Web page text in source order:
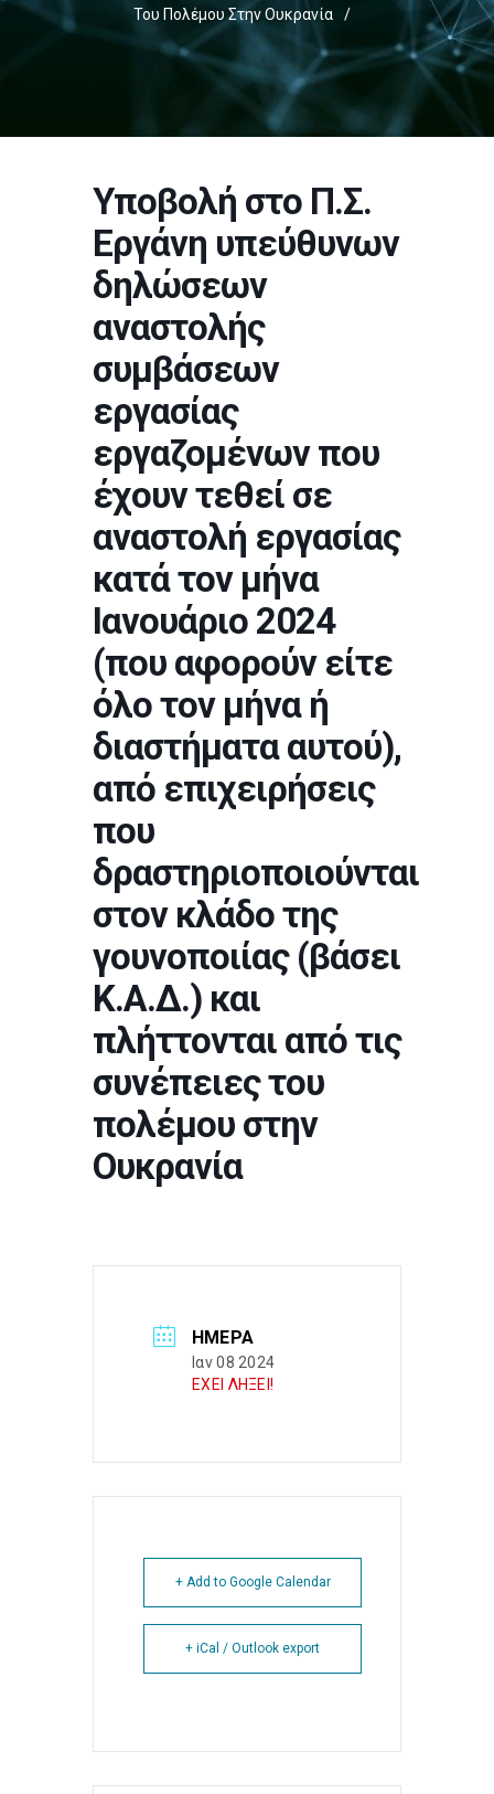
Του Πολέμου Στην Ουκρανία
/
Υποβολή στο Π.Σ.
Εργάνη υπεύθυνων
δηλώσεων
αναστολής
συμβάσεων
εργασίας
εργαζομένων που
έχουν τεθεί σε
αναστολή εργασίας
κατά τον μήνα
Ιανουάριο 2024
(που αφορούν είτε
όλο τον μήνα ή
διαστήματα αυτού),
από επιχειρήσεις
που
δραστηριοποιούνται
στον κλάδο της
γουνοποιίας (βάσει
Κ.Α.Δ.) και
πλήττονται από τις
συνέπειες του
πολέμου στην
Ουκρανία
ΗΜΈΡΑ
Ιαν 08 2024
ΕΧΕΙ ΛΗΞΕΙ!
+ Add to Google Calendar
+ iCal / Outlook export